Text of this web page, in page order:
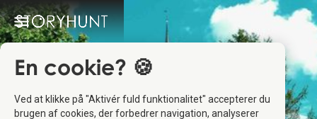
En cookie? 🍪
Ved at klikke på "Aktivér fuld funktionalitet" accepterer du
brugen af cookies, der forbedrer navigation, analyserer